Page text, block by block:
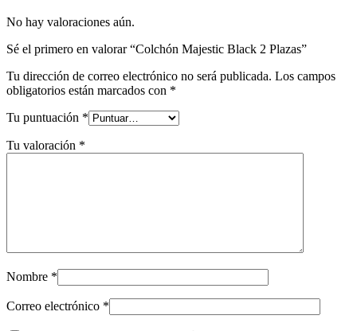
No hay valoraciones aún.
Sé el primero en valorar “Colchón Majestic Black 2 Plazas”
Tu dirección de correo electrónico no será publicada. Los campos
obligatorios están marcados con *
Tu puntuación *
Tu valoración *
Nombre *
Correo electrónico *